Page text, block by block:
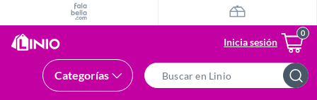
Inicia sesión
Categorías
Bar